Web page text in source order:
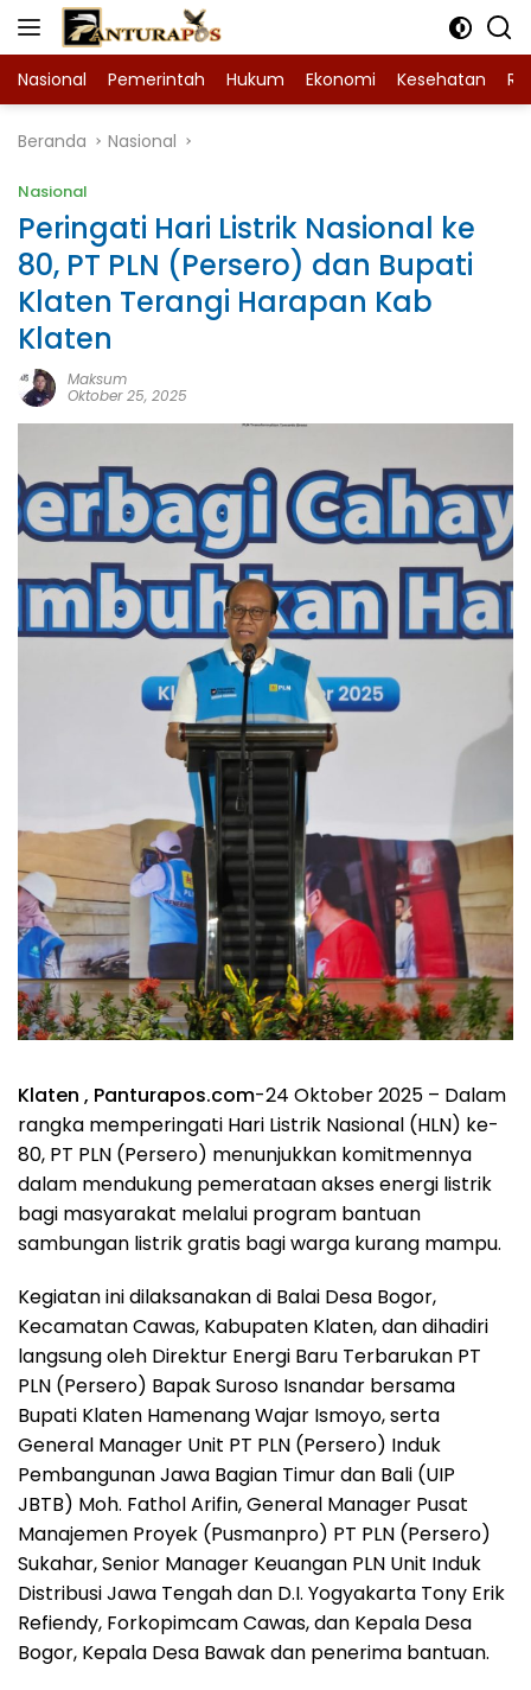
Langsung
Nasional Pemerintah Hukum Ekonomi Kesehatan
Beranda Nasional
Nasional
Peringati Hari Listrik Nasional ke
80, PT PLN (Persero) dan Bupati
Klaten Terangi Harapan Kab
Klaten
Maksum
Oktober 25, 2025
Klaten , Panturapos.com-24 Oktober 2025 – Dalam
rangka memperingati Hari Listrik Nasional (HLN) ke-
80, PT PLN (Persero) menunjukkan komitmennya
dalam mendukung pemerataan akses energi listrik
bagi masyarakat melalui program bantuan
sambungan listrik gratis bagi warga kurang mampu.
Kegiatan ini dilaksanakan di Balai Desa Bogor,
Kecamatan Cawas, Kabupaten Klaten, dan dihadiri
langsung oleh Direktur Energi Baru Terbarukan PT
PLN (Persero) Bapak Suroso Isnandar bersama
Bupati Klaten Hamenang Wajar Ismoyo, serta
General Manager Unit PT PLN (Persero) Induk
Pembangunan Jawa Bagian Timur dan Bali (UIP
JBTB) Moh. Fathol Arifin, General Manager Pusat
Manajemen Proyek (Pusmanpro) PT PLN (Persero)
Sukahar, Senior Manager Keuangan PLN Unit Induk
Distribusi Jawa Tengah dan D.I. Yogyakarta Tony Erik
Refiendy, Forkopimcam Cawas, dan Kepala Desa
Bogor, Kepala Desa Bawak dan penerima bantuan.